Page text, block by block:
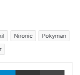
Nironic
Pokyman
Telegram Sdílet e-mailem